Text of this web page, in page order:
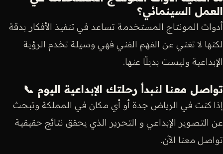
العمل السينمائي؟
أدوات المونتاج المستخدمة تساعد في تنفيذ الأفكار بدقة
لكنها لا تغني عن الفهم الفني فهي وسيلة تخدم الرؤية
الإبداعية وليست بديلًا عنها.
تواصل معنا لنبدأ رحلتك الإبداعية اليوم 📞
إذا كنت في الرياض جدة أو أي مكان في المملكة وتبحث
عن التصوير الإبداعي و التحرير الذي يحقق نتائج حقيقية
تواصل معنا الآن.